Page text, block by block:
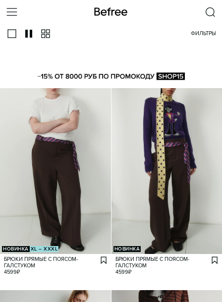
ФИЛЬТРЫ
НОВИНКА XL – XXXL
БРЮКИ ПРЯМЫЕ С ПОЯСОМ-
ГАЛСТУКОМ
4599₽
НОВИНКА
БРЮКИ ПРЯМЫЕ С ПОЯСОМ-
ГАЛСТУКОМ
4599₽